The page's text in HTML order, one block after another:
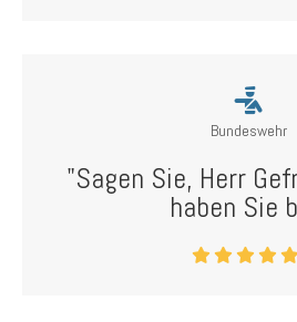
Bundeswehr
"Sagen Sie, Herr
haben Sie